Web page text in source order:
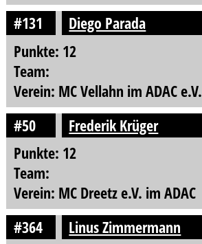
#131
Diego Parada
Punkte: 12
Team:
Verein: MC Vellahn im ADAC e.V.
#50
Frederik Krüger
Punkte: 12
Team:
Verein: MC Dreetz e.V. im ADAC
#364
Linus Zimmermann